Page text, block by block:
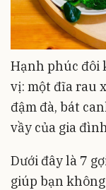
Hạnh phúc đôi
vị: một đĩa rau
đậm đà, bát
vầy của gia
Dưới đây là 7
giúp bạn